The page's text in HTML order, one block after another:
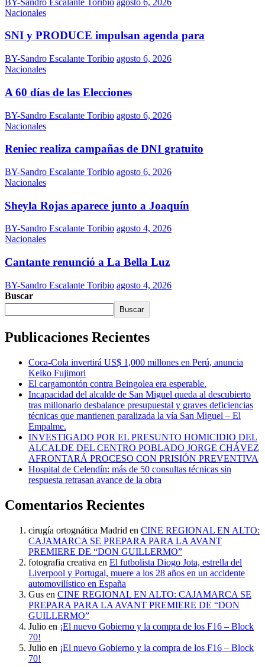
Nacionales
SNI y PRODUCE impulsan agenda para
BY-Sandro Escalante Toribio agosto 6, 2026
Nacionales
A 60 días de las Elecciones
BY-Sandro Escalante Toribio agosto 6, 2026
Nacionales
Reniec realiza campañas de DNI gratuito
BY-Sandro Escalante Toribio agosto 6, 2026
Nacionales
Sheyla Rojas aparece junto a Joaquín
BY-Sandro Escalante Toribio agosto 4, 2026
Nacionales
Cantante renunció a La Bella Luz
BY-Sandro Escalante Toribio agosto 4, 2026
Buscar
Buscar
Publicaciones Recientes
Coca-Cola invertirá US$ 1,000 millones en Perú, anuncia
Keiko Fujimori
El cargamontón contra Beingolea era esperable.
Incapacidad del alcalde de San Miguel queda al descubierto
tras millonario desbalance presupuestal y graves deficiencias
técnicas que mantienen paralizada la vía San Miguel – El
Empalme.
INVESTIGADO POR EL PRESUNTO HOMICIDIO DEL
ALCALDE DEL CENTRO POBLADO JORGE CHÁVEZ
AFRONTARÁ PROCESO CON PRISIÓN PREVENTIVA
Hospital de Celendín: más de 50 consultas técnicas sin
respuesta retrasan avance de la obra
Comentarios Recientes
cirugía ortognática Madrid en CINE REGIONAL EN ALTO:
CAJAMARCA SE PREPARA PARA LA AVANT
PREMIERE DE “DON GUILLERMO”
fotografia creativa en El futbolista Diogo Jota, estrella del
Liverpool y Portugal, muere a los 28 años en un accidente
automovilístico en España
Gus en CINE REGIONAL EN ALTO: CAJAMARCA SE
PREPARA PARA LA AVANT PREMIERE DE “DON
GUILLERMO”
Julio en ¡El nuevo Gobierno y la compra de los F16 – Block
70!
Julio en ¡El nuevo Gobierno y la compra de los F16 – Block
70!